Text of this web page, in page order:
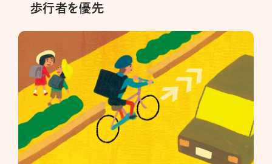
歩行者を優先